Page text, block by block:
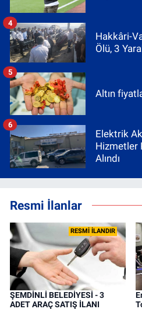
Hakkâri-
Ölü, 3
4
Altın
5
Elektrik
Hizmetler
Alındı
6
Resmi İlanlar
RESMİ İLANDIR
ŞEMDİNLİ BELEDİYESİ - 3
ADET ARAÇ SATIŞ İLANI